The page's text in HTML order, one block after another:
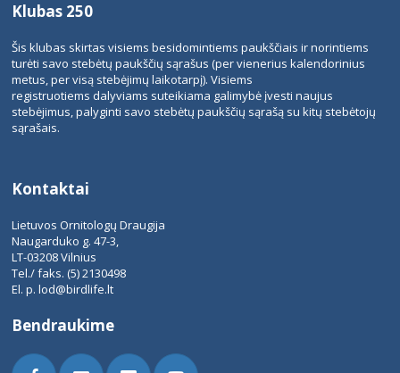
Klubas 250
Šis klubas skirtas visiems besidomintiems paukščiais ir norintiems
turėti savo stebėtų paukščių sąrašus (per vienerius kalendorinius
metus, per visą stebėjimų laikotarpį). Visiems
registruotiems dalyviams suteikiama galimybė įvesti naujus
stebėjimus, palyginti savo stebėtų paukščių sąrašą su kitų stebėtojų
sąrašais.
Kontaktai
Lietuvos Ornitologų Draugija
Naugarduko g. 47-3,
LT-03208 Vilnius
Tel./ faks. (5) 2130498
El. p. lod@birdlife.lt
Bendraukime